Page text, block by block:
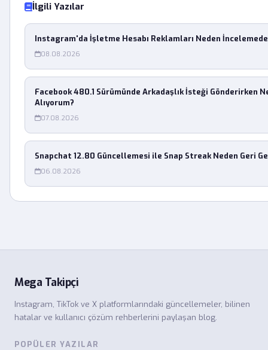
İlgili Yazılar
Instagram'da İşletme Hesabı Reklamları Neden
08.08.2026
Facebook 480.1 Sürümünde Arkadaşlık İsteği Gönderirken
Alıyorum?
07.08.2026
Snapchat 12.80 Güncellemesi ile Snap Streak Neden Geri
06.08.2026
Mega Takipçi
Instagram, TikTok ve X platformlarındaki güncellemeler, bilinen
hatalar ve kullanıcı çözüm rehberlerini paylaşan blog.
POPÜLER YAZILAR